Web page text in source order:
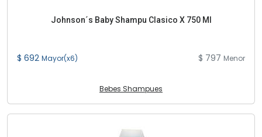
Johnson´s Baby Shampu Clasico X 750 Ml
$ 692 Mayor(x6) $ 797 Menor
Bebes Shampues